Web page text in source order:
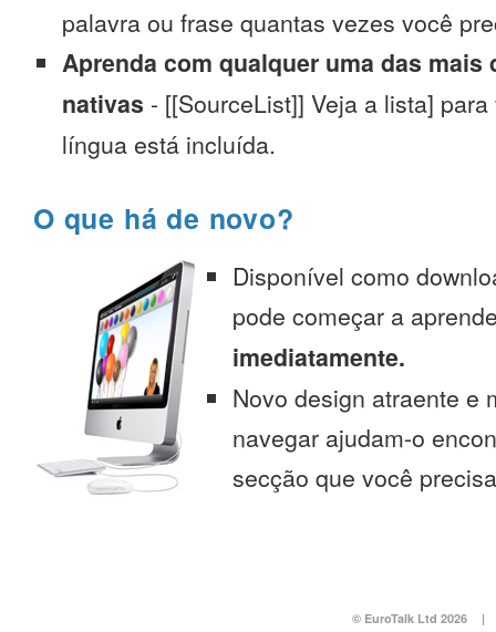
palavra ou frase quantas vezes você
Aprenda com qualquer uma das mais
nativas - [[SourceList]] Veja a lista]
língua está incluída.
O que há de novo?
Disponível como
pode começar a
imediatamente.
Novo design atraente e
navegar ajudam-o
secção que você
© EuroTalk Ltd 2026 |